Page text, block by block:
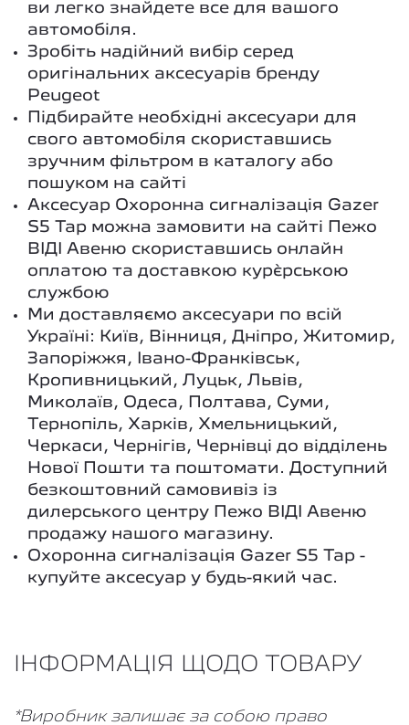
ви легко знайдете все для вашого
автомобіля.
Зробіть надійний вибір серед
оригінальних аксесуарів бренду
Peugeot
Підбирайте необхідні аксесуари для
свого автомобіля скориставшись
зручним фільтром в каталогу або
пошуком на сайті
Аксесуар Охоронна сигналізація Gazer
S5 Tap можна замовити на сайті Пежо
ВІДІ Авеню скориставшись онлайн
оплатою та доставкою кур`єрською
службою
Ми доставляємо аксесуари по всій
Україні: Київ, Вінниця, Дніпро, Житомир,
Запоріжжя, Івано-Франківськ,
Кропивницький, Луцьк, Львів,
Миколаїв, Одеса, Полтава, Суми,
Тернопіль, Харків, Хмельницький,
Черкаси, Чернігів, Чернівці до відділень
Нової Пошти та поштомати. Доступний
безкоштовний самовивіз із
дилерського центру Пежо ВІДІ Авеню
продажу нашого магазину.
Охоронна сигналізація Gazer S5 Tap -
купуйте аксесуар у будь-який час.
ІНФОРМАЦІЯ ЩОДО ТОВАРУ
*Виробник залишає за собою право